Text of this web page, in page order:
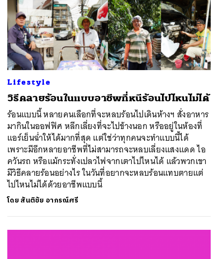
Lifestyle
วิธีคลายร้อนในแบบอาชีพที่หนีร้อนไปไหนไม่ได้
ร้อนแบบนี้ หลายคนเลือกที่จะหลบร้อนไปเดินห้างฯ สั่งอาหาร
มากินในออฟฟิศ หลีกเลี่ยงที่จะไปข้างนอก หรืออยู่ในห้องที่
แอร์เย็นฉ่ำให้ได้มากที่สุด แต่ใช่ว่าทุกคนจะทำแบบนี้ได้
เพราะมีอีกหลายอาชีพที่ไม่สามารถจะหลบเลี่ยงแสงแดด ไอ
ควันรถ หรือแม้กระทั่งเปลวไฟจากเตาไปไหนได้ แล้วพวกเขา
มีวิธีคลายร้อนอย่างไร ในวันที่อยากจะหลบร้อนแทบตายแต่
ไปไหนไม่ได้ด้วยอาชีพแบบนี้
โดย สันติชัย อาภรณ์ศรี